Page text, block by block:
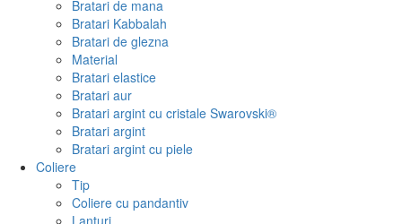
Bratari de mana
Bratari Kabbalah
Bratari de glezna
Material
Bratari elastice
Bratari aur
Bratari argint cu cristale Swarovski®
Bratari argint
Bratari argint cu piele
Coliere
Tip
Coliere cu pandantiv
Lanturi